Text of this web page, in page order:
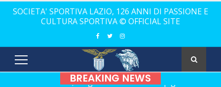
SOCIETA' SPORTIVA LAZIO, 126 ANNI DI PASSIONE E
CULTURA SPORTIVA © OFFICIAL SITE
BREAKING NEWS